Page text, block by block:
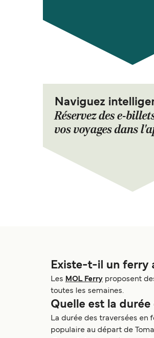
Naviguez
Réservez des e-
vos voyages dans
Existe-t-il un ferry
Les MOL Ferry proposent
toutes les semaines.
Quelle est la
La durée des traversées en
populaire au départ de